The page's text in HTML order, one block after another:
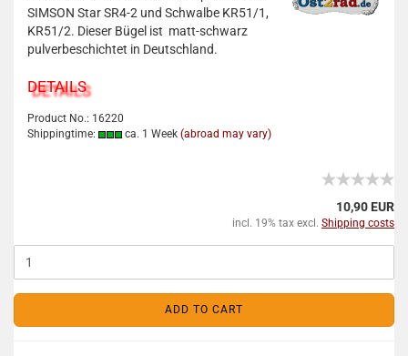
SIMSON Star SR4-2 und Schwalbe KR51/1,
KR51/2. Dieser Bügel ist matt-schwarz
pulverbeschichtet in Deutschland.
DETAILS
Product No.: 16220
Shippingtime:
ca. 1 Week (abroad may vary)
10,90 EUR
incl. 19% tax excl. Shipping costs
ADD TO CART